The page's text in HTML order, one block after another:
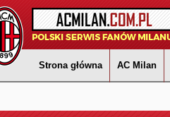
Strona główna AC Milan